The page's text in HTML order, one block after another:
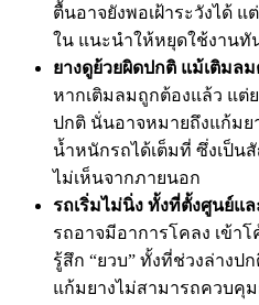
ตื้นอาจยังพอเฝ้าระวังได้
ใน แนะนำให้หยุดใช้งานทั
ยางดูย้วยผิดปกติ แม้เติมล
หากเติมลมถูกต้องแล้ว แต่
ปกติ นั่นอาจหมายถึงแก้มย
น้ำหนักรถได้เต็มที่ ซึ่งเป็
ไม่เห็นจากภายนอก
รถเริ่มไม่นิ่ง ทั้งที่ตั้งศูนย์แ
รถอาจมีอาการโคลง เข้า
รู้สึก “ยวบ” ทั้งที่ช่วงล่าง
แก้มยางไม่สามารถควบคุ